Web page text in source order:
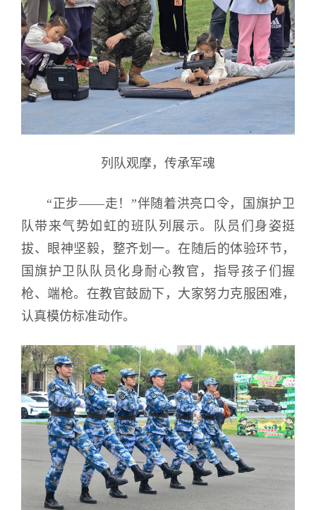
列队观摩，传承军魂
“正步——走！”伴随着洪亮口令，国旗护卫
队带来气势如虹的班队列展示。队员们身姿挺
拔、眼神坚毅，整齐划一。在随后的体验环节，
国旗护卫队队员化身耐心教官，指导孩子们握
枪、端枪。在教官鼓励下，大家努力克服困难，
认真模仿标准动作。